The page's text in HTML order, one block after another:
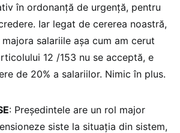
în ordonanță de urgență, pentru
Iar legat de cererea noastră,
salariile așa cum am cerut
12 /153 nu se acceptă, e
de 20% a salariilor. Nimic în plus.
: Președintele are un rol major
siste la situația din sistem,